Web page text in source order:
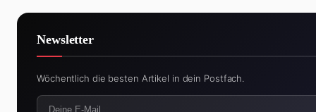
Newsletter
Wöchentlich die besten Artikel in dein Postfach.